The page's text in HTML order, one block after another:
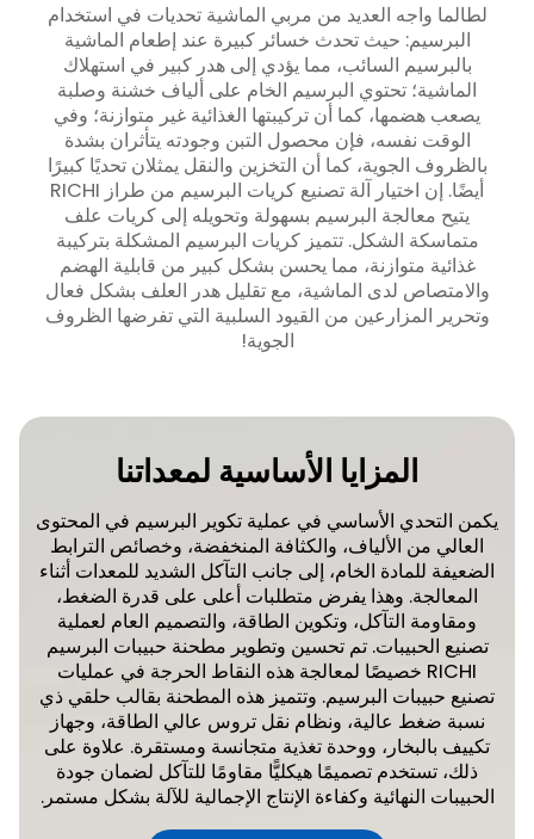
لطالما واجه العديد من مربي الماشية تحديات في استخدام
البرسيم: حيث تحدث خسائر كبيرة عند إطعام الماشية
بالبرسيم السائب، مما يؤدي إلى هدر كبير في استهلاك
الماشية؛ تحتوي البرسيم الخام على ألياف خشنة وصلبة
يصعب هضمها، كما أن تركيبتها الغذائية غير متوازنة؛ وفي
الوقت نفسه، فإن محصول التبن وجودته يتأثران بشدة
بالظروف الجوية، كما أن التخزين والنقل يمثلان تحديًا كبيرًا
أيضًا. إن اختيار آلة تصنيع كريات البرسيم من طراز RICHI
يتيح معالجة البرسيم بسهولة وتحويله إلى كريات علف
متماسكة الشكل. تتميز كريات البرسيم المشكلة بتركيبة
غذائية متوازنة، مما يحسن بشكل كبير من قابلية الهضم
والامتصاص لدى الماشية، مع تقليل هدر العلف بشكل فعال
وتحرير المزارعين من القيود السلبية التي تفرضها الظروف
الجوية!
المزايا الأساسية لمعداتنا
يكمن التحدي الأساسي في عملية تكوير البرسيم في المحتوى
العالي من الألياف، والكثافة المنخفضة، وخصائص الترابط
الضعيفة للمادة الخام، إلى جانب التآكل الشديد للمعدات أثناء
المعالجة. وهذا يفرض متطلبات أعلى على قدرة الضغط،
ومقاومة التآكل، وتكوين الطاقة، والتصميم العام لعملية
تصنيع الحبيبات. تم تحسين وتطوير مطحنة حبيبات البرسيم
RICHI خصيصًا لمعالجة هذه النقاط الحرجة في عمليات
تصنيع حبيبات البرسيم. وتتميز هذه المطحنة بقالب حلقي ذي
نسبة ضغط عالية، ونظام نقل تروس عالي الطاقة، وجهاز
تكييف بالبخار، ووحدة تغذية متجانسة ومستقرة. علاوة على
ذلك، تستخدم تصميمًا هيكليًّا مقاومًا للتآكل لضمان جودة
الحبيبات النهائية وكفاءة الإنتاج الإجمالية للآلة بشكل مستمر.